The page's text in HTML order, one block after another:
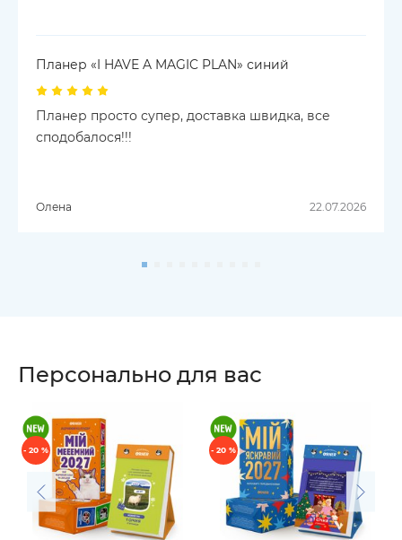
Планер «I HAVE A MAGIC PLAN» синий
Планер просто супер, доставка швидка, все
сподобалося!!!
Олена 22.07.2026
Персонально для вас
- 20 % - 20 %